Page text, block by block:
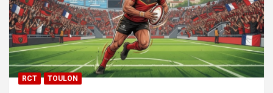
RCT TOULON